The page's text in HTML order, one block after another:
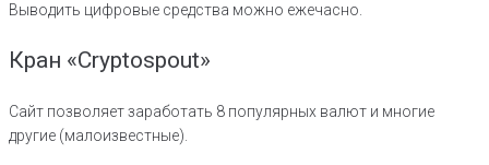
Выводить цифровые средства можно ежечасно.
Кран «Cryptospout»
Сайт позволяет заработать 8 популярных валют и многие
другие (малоизвестные).